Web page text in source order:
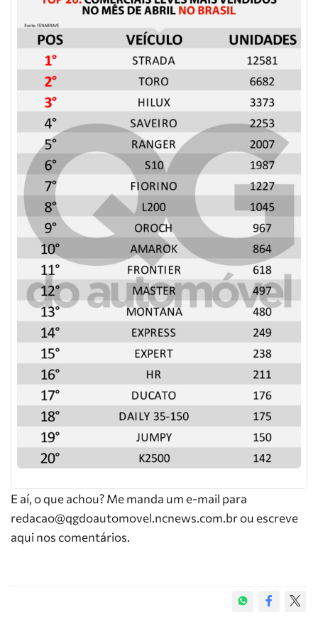
E aí, o que achou? Me manda um e-mail para
redacao@qgdoautomovel.ncnews.com.br ou escreve
aqui nos comentários.